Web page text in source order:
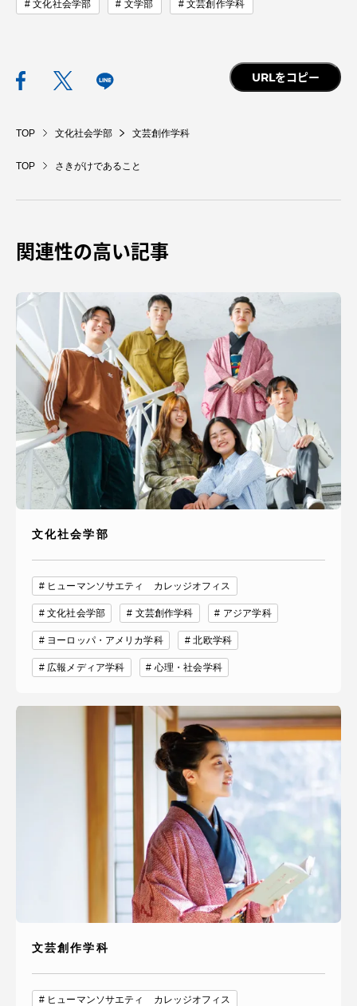
文化社会学部 文学部 文芸創作学科
URLをコピー
TOP 文化社会学部 文芸創作学科
TOP さきがけであること
関連性の高い記事
文化社会学部
ヒューマンソサエティ カレッジオフィス
文化社会学部 文芸創作学科 アジア学科
ヨーロッパ・アメリカ学科 北欧学科
広報メディア学科 心理・社会学科
文芸創作学科
ヒューマンソサエティ カレッジオフィス